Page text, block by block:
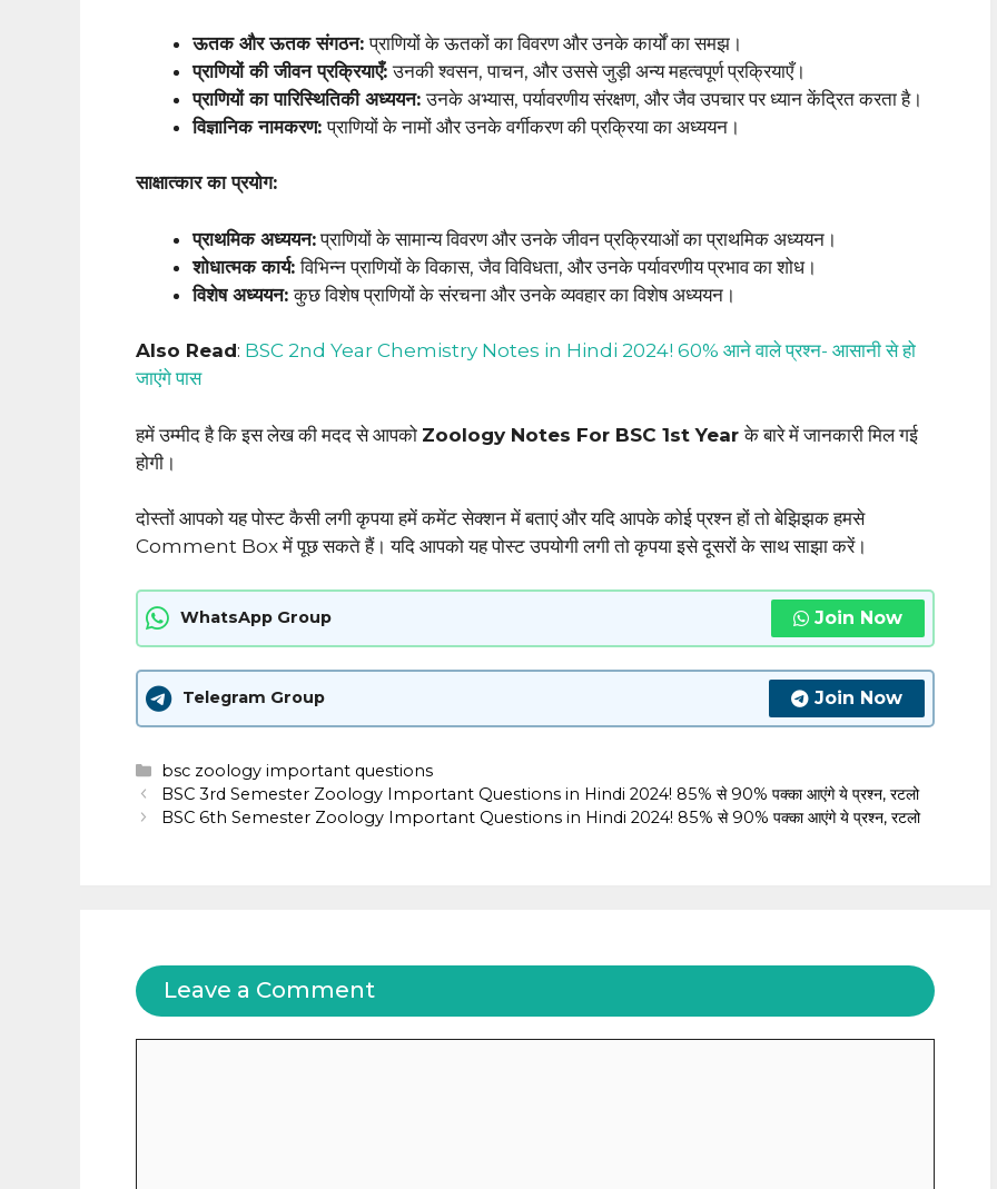
ऊतक और ऊतक संगठन:प्राणियों के ऊतकों का विवरण और उनके कार्यों का समझ।
प्राणियों की जीवन प्रक्रियाएँ:उनकी श्वसन, पाचन, और उससे जुड़ी अन्य महत्वपूर्ण प्रक्रियाएँ।
प्राणियों का पारिस्थितिकी अध्ययन:उनके अभ्यास, पर्यावरणीय संरक्षण, और जैव उपचार पर ध्यान केंद्रित करता है।
विज्ञानिक नामकरण:प्राणियों के नामों और उनके वर्गीकरण की प्रक्रिया का अध्ययन।
साक्षात्कार का प्रयोग:
प्राथमिक अध्ययन:प्राणियों के सामान्य विवरण और उनके जीवन प्रक्रियाओं का प्राथमिक अध्ययन।
शोधात्मक कार्य:विभिन्न प्राणियों के विकास, जैव विविधता, और उनके पर्यावरणीय प्रभाव का शोध।
विशेष अध्ययन:कुछ विशेष प्राणियों के संरचना और उनके व्यवहार का विशेष अध्ययन।
Also Read: BSC 2nd Year Chemistry Notes in Hindi 2024! 60% आने वाले प्रश्न- आसानी से हो
जाएंगे पास
हमें उम्मीद है कि इस लेख की मदद से आपको Zoology Notes For BSC 1st Yearके बारे में जानकारी मिल गई
होगी।
दोस्तों आपको यह पोस्ट कैसी लगी कृपया हमें कमेंट सेक्शन में बताएं और यदि आपके कोई प्रश्न हों तो बेझिझक हमसे
Comment Box में पूछ सकते हैं। यदि आपको यह पोस्ट उपयोगी लगी तो कृपया इसे दूसरों के साथ साझा करें।
WhatsApp Group Join Now
Telegram Group Join Now
Categories
bsc zoology important questions
BSC 3rd Semester Zoology Important Questions in Hindi 2024! 85% से 90% पक्का आएंगे ये प्रश्न, रटलो
BSC 6th Semester Zoology Important Questions in Hindi 2024! 85% से 90% पक्का आएंगे ये प्रश्न, रटलो
Leave a Comment